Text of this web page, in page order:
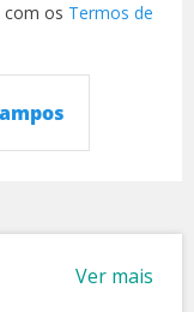
com os Termos de
Ver mais